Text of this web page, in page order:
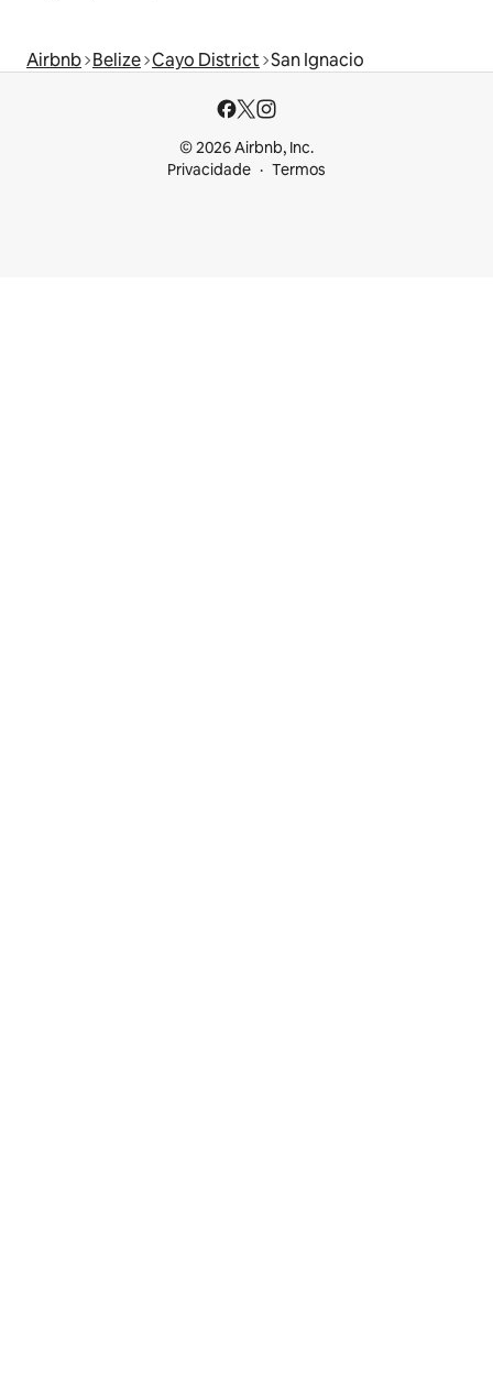
Airbnb Belize Cayo District San Ignacio
© 2026 Airbnb, Inc.
Privacidade
Termos